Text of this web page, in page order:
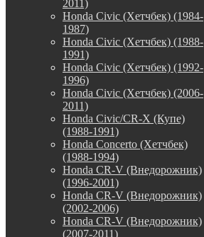
2011)
Honda Civic (Хетчбек) (1984-
1987)
Honda Civic (Хетчбек) (1988-
1991)
Honda Civic (Хетчбек) (1992-
1996)
Honda Civic (Хетчбек) (2006-
2011)
Honda Civic/CR-X (Купе)
(1988-1991)
Honda Concerto (Хетчбек)
(1988-1994)
Honda CR-V (Внедорожник)
(1996-2001)
Honda CR-V (Внедорожник)
(2002-2006)
Honda CR-V (Внедорожник)
(2007-2011)